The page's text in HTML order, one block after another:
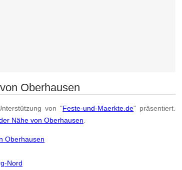
Oberhausen
von "Feste-und-Maerkte.de" präsentiert.
Nähe von Oberhausen
Oberhausen
Nord